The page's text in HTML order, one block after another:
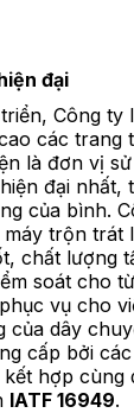
đại
Công ty
các trang
là đơn vị
đại nhất,
của bình.
trộn trát
chất lượng
soát cho
vụ cho
của dây
cấp bởi
hợp cùng
IATF 16949.